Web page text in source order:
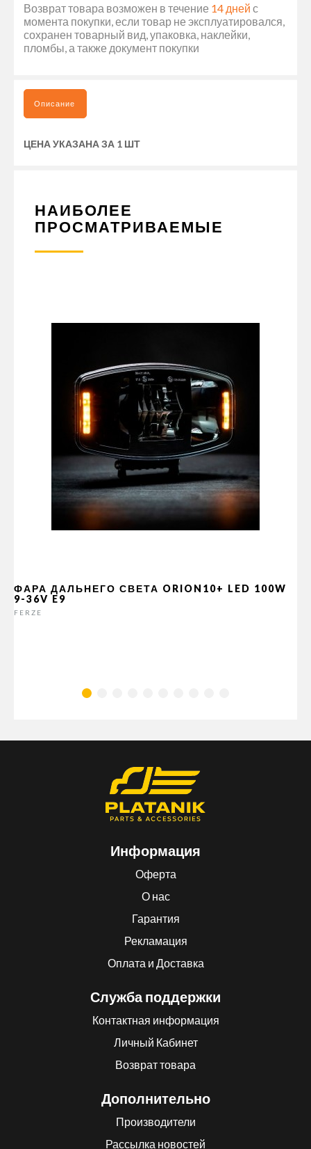
Возврат товара возможен в течение 14 дней с
момента покупки, если товар не эксплуатировался,
сохранен товарный вид, упаковка, наклейки,
пломбы, а также документ покупки
Описание
ЦЕНА УКАЗАНА ЗА 1 ШТ
НАИБОЛЕЕ
ПРОСМАТРИВАЕМЫЕ
ФАРА ДАЛЬНЕГО СВЕТА ORION10+ LED 100W
9-36V E9
FERZE
Информация
Оферта
О нас
Гарантия
Рекламация
Оплата и Доставка
Служба поддержки
Контактная информация
Личный Кабинет
Возврат товара
Дополнительно
Производители
Рассылка новостей